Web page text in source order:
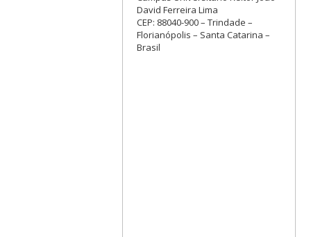
David Ferreira Lima
CEP: 88040-900 – Trindade –
Florianópolis – Santa Catarina –
Brasil